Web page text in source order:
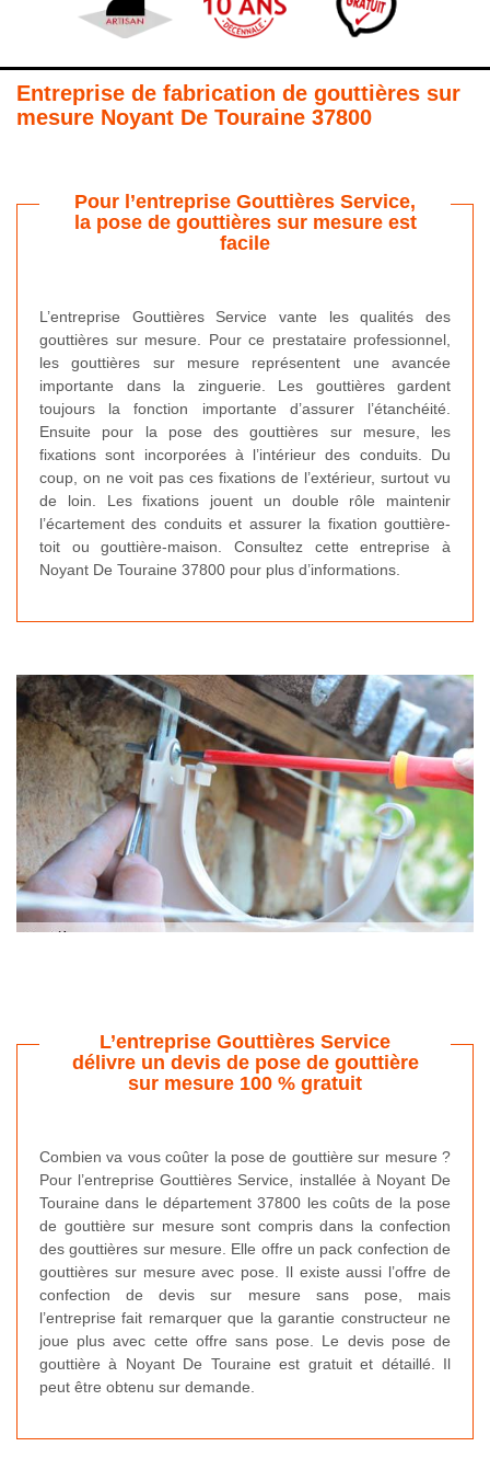
Entreprise de fabrication de gouttières sur
mesure Noyant De Touraine 37800
Pour l’entreprise Gouttières Service,
la pose de gouttières sur mesure est
facile
L’entreprise Gouttières Service vante les qualités des
gouttières sur mesure. Pour ce prestataire professionnel,
les gouttières sur mesure représentent une avancée
importante dans la zinguerie. Les gouttières gardent
toujours la fonction importante d’assurer l’étanchéité.
Ensuite pour la pose des gouttières sur mesure, les
fixations sont incorporées à l’intérieur des conduits. Du
coup, on ne voit pas ces fixations de l’extérieur, surtout vu
de loin. Les fixations jouent un double rôle maintenir
l’écartement des conduits et assurer la fixation gouttière-
toit ou gouttière-maison. Consultez cette entreprise à
Noyant De Touraine 37800 pour plus d’informations.
L’entreprise Gouttières Service
délivre un devis de pose de gouttière
sur mesure 100 % gratuit
Combien va vous coûter la pose de gouttière sur mesure ?
Pour l’entreprise Gouttières Service, installée à Noyant De
Touraine dans le département 37800 les coûts de la pose
de gouttière sur mesure sont compris dans la confection
des gouttières sur mesure. Elle offre un pack confection de
gouttières sur mesure avec pose. Il existe aussi l’offre de
confection de devis sur mesure sans pose, mais
l’entreprise fait remarquer que la garantie constructeur ne
joue plus avec cette offre sans pose. Le devis pose de
gouttière à Noyant De Touraine est gratuit et détaillé. Il
peut être obtenu sur demande.